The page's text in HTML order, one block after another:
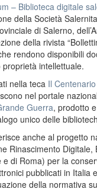
– Biblioteca digitale
della Società
di Salerno,
della rivista
rendono disponibili
intellettuale.
nella teca Il
nel portale
Guerra, prodotto
unico delle
anche al progetto
Rinascimento Digitale,
e di Roma) per la
pubblicati in Italia
della normativa